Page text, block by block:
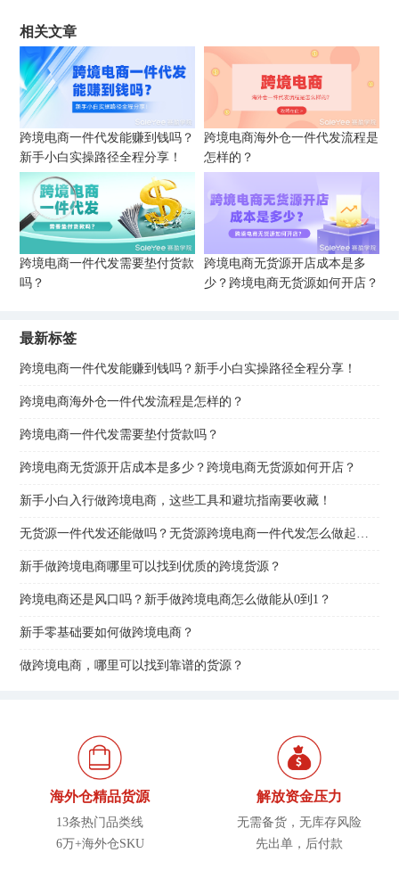
相关文章
跨境电商一件代发能赚到钱吗？
新手小白实操路径全程分享！
跨境电商海外仓一件代发流程是
怎样的？
跨境电商一件代发需要垫付货款
吗？
跨境电商无货源开店成本是多
少？跨境电商无货源如何开店？
最新标签
跨境电商一件代发能赚到钱吗？新手小白实操路径全程分享！
跨境电商海外仓一件代发流程是怎样的？
跨境电商一件代发需要垫付货款吗？
跨境电商无货源开店成本是多少？跨境电商无货源如何开店？
新手小白入行做跨境电商，这些工具和避坑指南要收藏！
无货源一件代发还能做吗？无货源跨境电商一件代发怎么做起来？
新手做跨境电商哪里可以找到优质的跨境货源？
跨境电商还是风口吗？新手做跨境电商怎么做能从0到1？
新手零基础要如何做跨境电商？
做跨境电商，哪里可以找到靠谱的货源？
海外仓精品货源
13条热门品类线
6万+海外仓SKU
解放资金压力
无需备货，无库存风险
先出单，后付款